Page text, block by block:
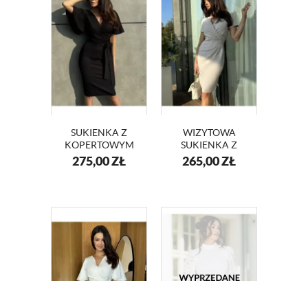
SUKIENKA Z
KOPERTOWYM
DEKOLTEM I
SZEROKIMI
275,00ZŁ
WIZYTOWA
SUKIENKA Z
KOPERTOWYM
DEKOLTEM
265,00ZŁ